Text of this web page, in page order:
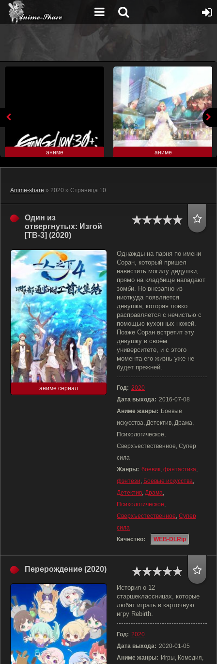
аниме аниме
Anime-share » 2020 » Страница 10
Один из
отвергнутых: Изгой
[ТВ-3] (2020)
аниме сериал
Однажды на парня по имени
Соран, который пришел
навестить могилу дедушки,
прямо на кладбище нападают
зомби. Но внезапно из
ниоткуда появляется
девушка, которая ловко
расправляется с нечистью с
помощью кухонных ножей.
Позже Соран встретит эту
девушку в своём
университете, и с этого
момента его жизнь уже не
будет прежней.
Год: 2020
Дата выхода: 2016-07-08
Аниме жанры: Боевые
искусства, Детектив, Драма,
Психологическое,
Сверхъестественное, Супер
сила
Жанры: боевик, фантастика,
фэнтези, Боевые искусства,
Детектив, Драма,
Психологическое,
Сверхъестественное, Супер
сила
Качество:
WEB-DLRip
Перерождение (2020)
История о 12
старшеклассницах, которые
любят играть в карточную
игру Rebirth.
Год: 2020
Дата выхода: 2020-01-05
Аниме жанры: Игры, Комедия,